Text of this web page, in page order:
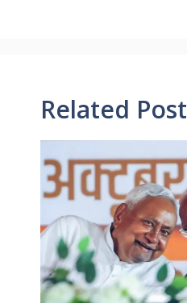
Related Post